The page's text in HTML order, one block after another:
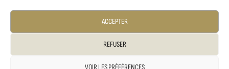
ACCEPTER
REFUSER
VOIR LES PRÉFÉRENCES